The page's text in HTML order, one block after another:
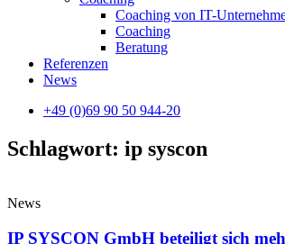
Coaching von IT-
Coaching
Beratung
Referenzen
News
+49 (0)69 90 50 944-20
Schlagwort: ip syscon
News
IP SYSCON GmbH beteiligt sich